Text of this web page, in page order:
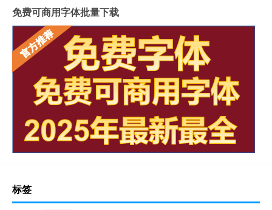
免费可商用字体批量下载
标签